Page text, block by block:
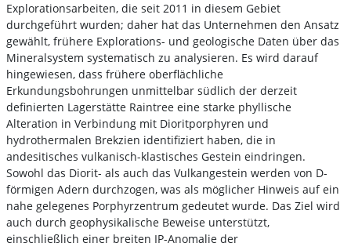
Explorationsarbeiten, die seit 2011 in diesem Gebiet
durchgeführt wurden; daher hat das Unternehmen den Ansatz
gewählt, frühere Explorations- und geologische Daten über das
Mineralsystem systematisch zu analysieren. Es wird darauf
hingewiesen, dass frühere oberflächliche
Erkundungsbohrungen unmittelbar südlich der derzeit
definierten Lagerstätte Raintree eine starke phyllische
Alteration in Verbindung mit Dioritporphyren und
hydrothermalen Brekzien identifiziert haben, die in
andesitisches vulkanisch-klastisches Gestein eindringen.
Sowohl das Diorit- als auch das Vulkangestein werden von D-
förmigen Adern durchzogen, was als möglicher Hinweis auf ein
nahe gelegenes Porphyrzentrum gedeutet wurde. Das Ziel wird
auch durch geophysikalische Beweise unterstützt,
einschließlich einer breiten IP-Anomalie der